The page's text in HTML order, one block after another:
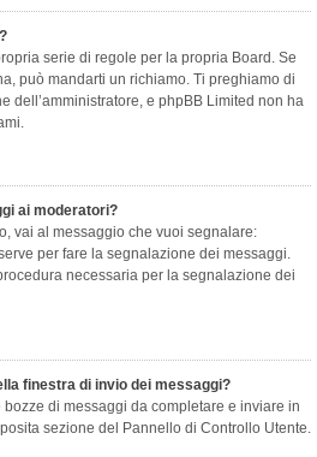
serie di regole per la propria Board. Se
può mandarti un richiamo. Ti preghiamo di
dell’amministratore, e phpBB Limited non ha
ai moderatori?
vai al messaggio che vuoi segnalare:
per fare la segnalazione dei messaggi.
necessaria per la segnalazione dei
finestra di invio dei messaggi?
di messaggi da completare e inviare in
sezione del Pannello di Controllo Utente.